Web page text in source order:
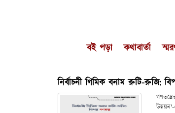
বই পড়া কথাবার্তা
নির্বাচনী গিমিক বনাম রুটি-রুজি: